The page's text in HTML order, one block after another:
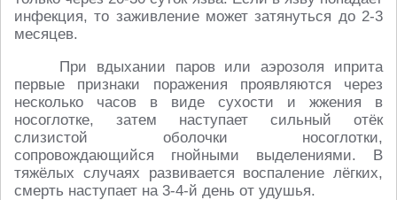
инфекция, то заживление может затянуться до 2-3
месяцев.
При вдыхании паров или аэрозоля иприта
первые признаки поражения проявляются через
несколько часов в виде сухости и жжения в
носоглотке, затем наступает сильный отёк
слизистой оболочки носоглотки,
сопровождающийся гнойными выделениями. В
тяжёлых случаях развивается воспаление лёгких,
смерть наступает на 3-4-й день от удушья.